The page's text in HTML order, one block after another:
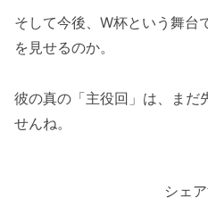
そして今後、W杯という舞台
を見せるのか。
彼の真の「主役回」は、まだ
せんね。
シェ